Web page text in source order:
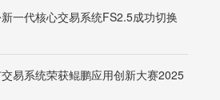
一代核心交易系统FS2.5成功切换
易系统荣获鲲鹏应用创新大赛2025